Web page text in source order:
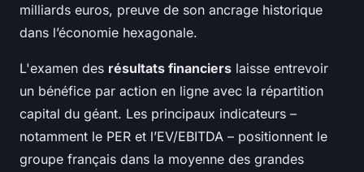
milliards euros, preuve de son ancrage historique
dans l’économie hexagonale.
L'examen des résultats financiers laisse entrevoir
un bénéfice par action en ligne avec la répartition
capital du géant. Les principaux indicateurs –
notamment le PER et l’EV/EBITDA – positionnent le
groupe français dans la moyenne des grandes